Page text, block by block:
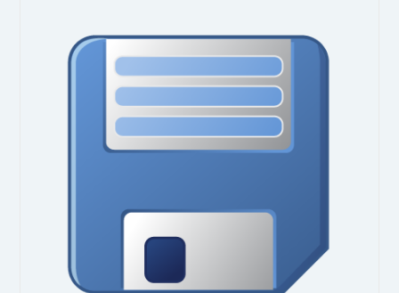
Senza
Cartuccia